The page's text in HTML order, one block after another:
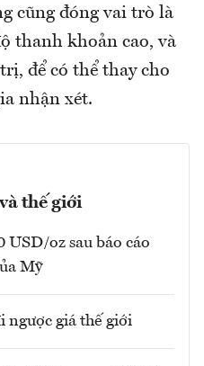
cũng đóng vai trò là
thanh khoản cao, và
để có thể thay cho
nhận xét.
thế giới
USD/oz sau báo cáo
Mỹ
ngược giá thế giới